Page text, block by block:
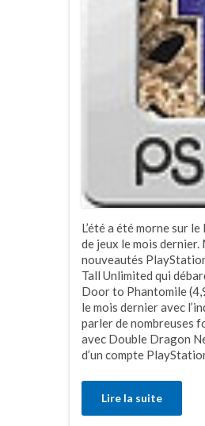
L’été a été morne sur
de jeux le mois
nouveautés
Tall Unlimited qui
Door to Phantomile
le mois dernier avec
parler de nombreuses
avec Double Dragon
d’un compte
Lire la suite